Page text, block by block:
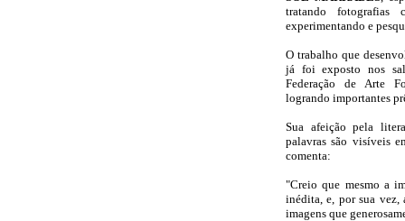
tratando fotografias
experimentando e
O trabalho que
já foi exposto nos
Federação de Arte
logrando importantes
Sua afeição pela
palavras são visíveis
comenta:
"Creio que mesmo a
inédita, e, por sua vez,
imagens que